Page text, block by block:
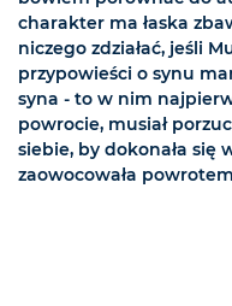
charakter ma łaska
niczego zdziałać, jeśli
przypowieści o synu
syna - to w nim
powrocie, musiał
siebie, by dokonała się
zaowocowała